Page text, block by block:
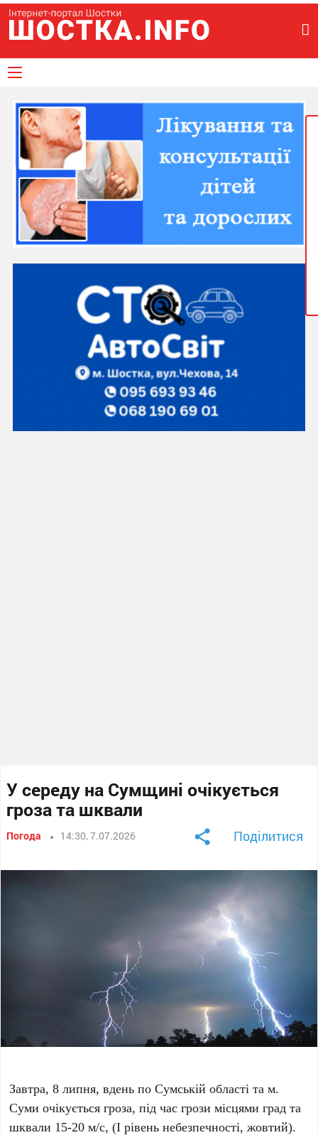
У середу на Сумщині очікується
гроза та шквали
Погода 14:30, 7.07.2026 Поділитися
Завтра, 8 липня, вдень по Сумській області та м.
Суми очікується гроза, під час грози місцями град та
шквали 15-20 м/с, (І рівень небезпечності, жовтий).